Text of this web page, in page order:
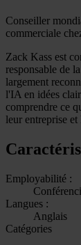
Conseiller
commerciale
Zack Kass est
responsable de
largement
l'IA en idées
comprendre ce
leur entreprise et
Employabilité :
Langues :
Anglais
Catégories